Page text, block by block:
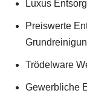
Luxus
Preiswerte
Trödelware
Gewerbliche